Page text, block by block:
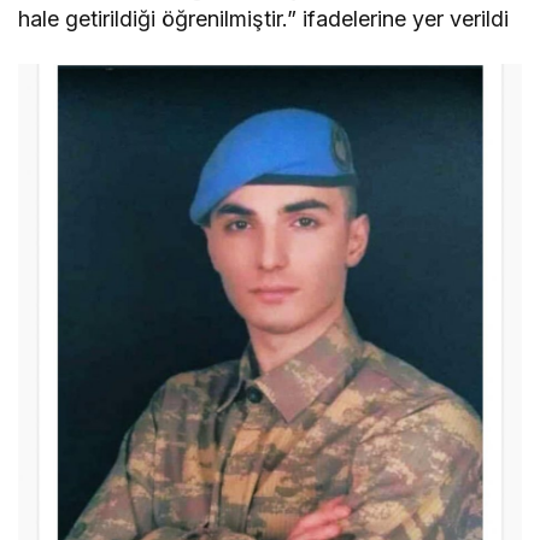
hale getirildiği öğrenilmiştir.” ifadelerine yer verildi